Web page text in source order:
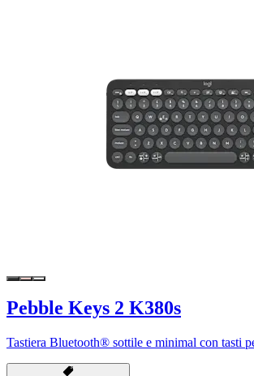
Pebble Keys 2 K380s
Tastiera Bluetooth® sottile e minimal con tasti